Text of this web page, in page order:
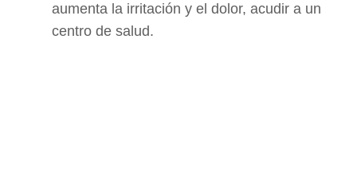
aumenta la irritación y el dolor, acudir a un
centro de salud.